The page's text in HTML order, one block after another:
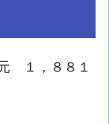
１，８８１